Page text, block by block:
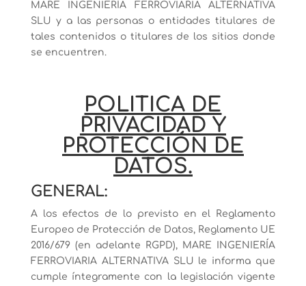
MARE INGENIERÍA FERROVIARIA ALTERNATIVA
SLU y a las personas o entidades titulares de
tales contenidos o titulares de los sitios donde
se encuentren.
POLITICA DE
PRIVACIDAD Y
PROTECCIÓN DE
DATOS.
GENERAL:
A los efectos de lo previsto en el Reglamento
Europeo de Protección de Datos, Reglamento UE
2016/679 (en adelante RGPD), MARE INGENIERÍA
FERROVIARIA ALTERNATIVA SLU le informa que
cumple íntegramente con la legislación vigente